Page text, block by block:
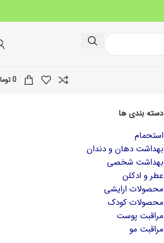
0
دسته بندی ها
استحمام
بهداشت دهان و دندان
بهداشت شخصی
عطر و ادکلن
محصولات ارایشی
محصولات کودک
مراقبت پوست
مراقبت مو